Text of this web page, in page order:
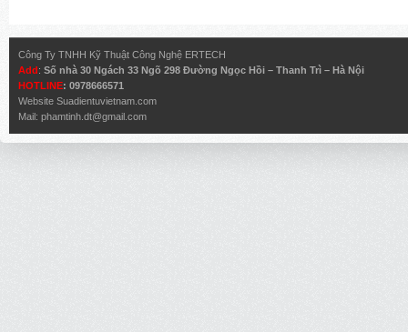
Công Ty TNHH Kỹ Thuật Công Nghệ ERTECH
Add: Số nhà 30 Ngách 33 Ngõ 298 Đường Ngọc Hồi – Thanh Trì – Hà Nội
HOTLINE: 0978666571
Website Suadientuvietnam.com
Mail: phamtinh.dt@gmail.com